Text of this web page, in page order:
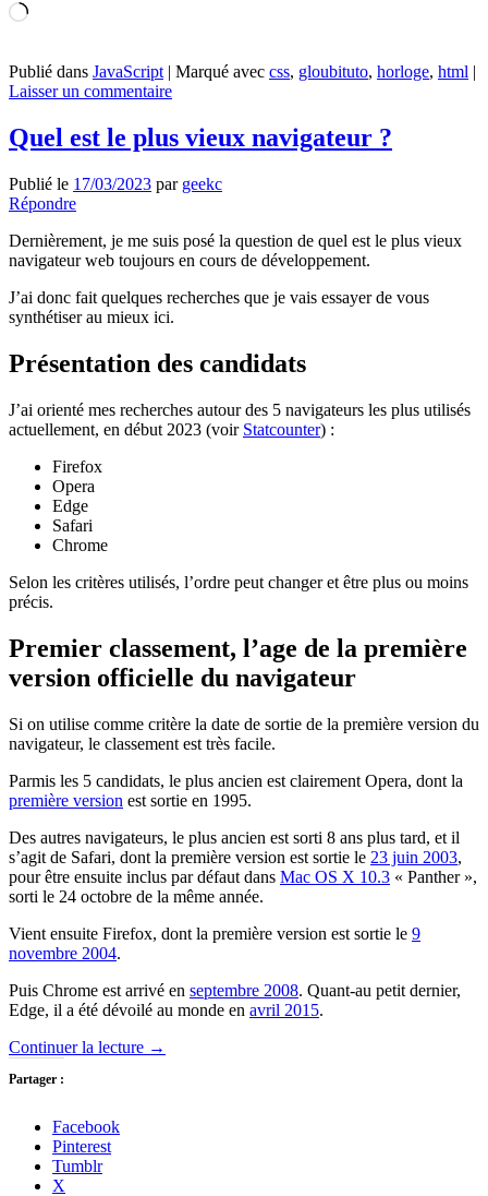
Chargement…
Publié dans JavaScript | Marqué avec css, gloubituto, horloge, html |
Laisser un commentaire
Quel est le plus vieux navigateur ?
Publié le 17/03/2023 par geekc
Répondre
Dernièrement, je me suis posé la question de quel est le plus vieux
navigateur web toujours en cours de développement.
J’ai donc fait quelques recherches que je vais essayer de vous
synthétiser au mieux ici.
Présentation des candidats
J’ai orienté mes recherches autour des 5 navigateurs les plus utilisés
actuellement, en début 2023 (voir Statcounter) :
Firefox
Opera
Edge
Safari
Chrome
Selon les critères utilisés, l’ordre peut changer et être plus ou moins
précis.
Premier classement, l’age de la première
version officielle du navigateur
Si on utilise comme critère la date de sortie de la première version du
navigateur, le classement est très facile.
Parmis les 5 candidats, le plus ancien est clairement Opera, dont la
première version est sortie en 1995.
Des autres navigateurs, le plus ancien est sorti 8 ans plus tard, et il
s’agit de Safari, dont la première version est sortie le 23 juin 2003,
pour être ensuite inclus par défaut dans Mac OS X 10.3 « Panther »,
sorti le 24 octobre de la même année.
Vient ensuite Firefox, dont la première version est sortie le 9
novembre 2004.
Puis Chrome est arrivé en septembre 2008. Quant-au petit dernier,
Edge, il a été dévoilé au monde en avril 2015.
Continuer la lecture →
Partager :
Facebook
Pinterest
Tumblr
X